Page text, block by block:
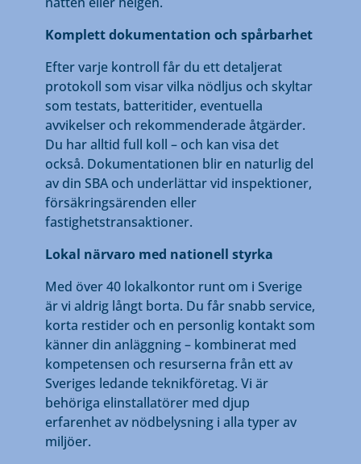
Komplett dokumentation och spårbarhet
Efter varje kontroll får du ett detaljerat
protokoll som visar vilka nödljus och skyltar
som testats, batteritider, eventuella
avvikelser och rekommenderade åtgärder.
Du har alltid full koll – och kan visa det
också. Dokumentationen blir en naturlig del
av din SBA och underlättar vid inspektioner,
försäkringsärenden eller
fastighetstransaktioner.
Lokal närvaro med nationell styrka
Med över 40 lokalkontor runt om i Sverige
är vi aldrig långt borta. Du får snabb service,
korta restider och en personlig kontakt som
känner din anläggning – kombinerat med
kompetensen och resurserna från ett av
Sveriges ledande teknikföretag. Vi är
behöriga elinstallatörer med djup
erfarenhet av nödbelysning i alla typer av
miljöer.